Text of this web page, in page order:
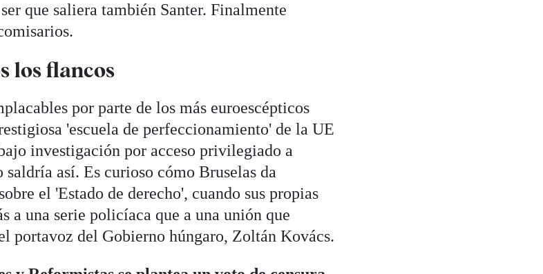
que saliera también Santer. Finalmente
los flancos
por parte de los más euroescépticos
'escuela de perfeccionamiento' de la UE
investigación por acceso privilegiado a
así. Es curioso cómo Bruselas da
el 'Estado de derecho', cuando sus propias
a una serie policíaca que a una unión que
portavoz del Gobierno húngaro, Zoltán Kovács.